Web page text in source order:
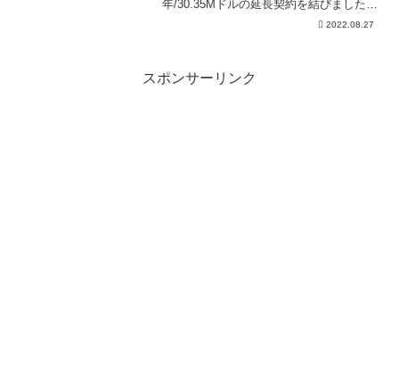
年/30.35Mドルの延長契約を結びました。
2022.08.27
スポンサーリンク